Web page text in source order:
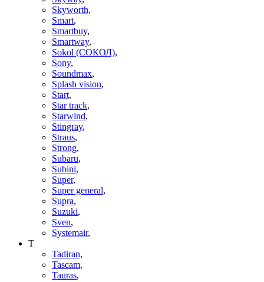
Skyworth,
Smart,
Smartbuy,
Smartway,
Sokol (СОКОЛ),
Sony,
Soundmax,
Splash vision,
Start,
Star track,
Starwind,
Stingray,
Straus,
Strong,
Subaru,
Subini,
Super,
Super general,
Supra,
Suzuki,
Sven,
Systemair,
T
Tadiran,
Tascam,
Tauras,